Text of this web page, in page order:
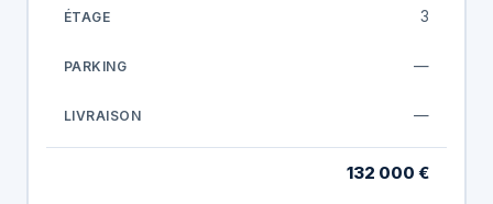
3
—
—
132 000 €